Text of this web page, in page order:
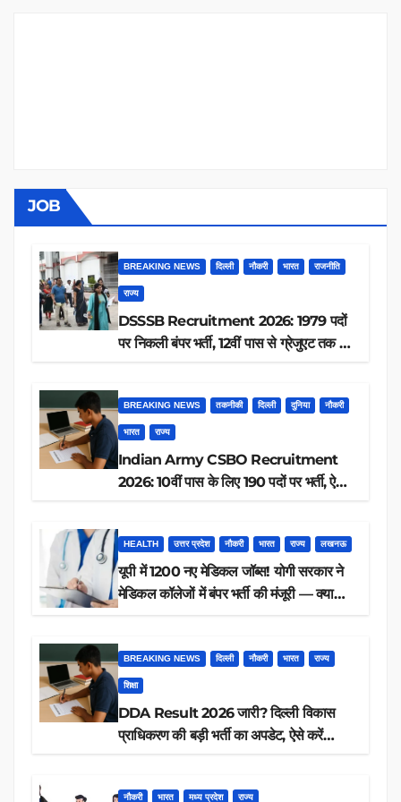
JOB
BREAKING NEWS दिल्ली नौकरी भारत राजनीति
राज्य
DSSSB Recruitment 2026: 1979 पदों
पर निकली बंपर भर्ती, 12वीं पास से ग्रेजुएट तक करें
BREAKING NEWS तकनीकी दिल्ली दुनिया नौकरी
भारत राज्य
Indian Army CSBO Recruitment
2026: 10वीं पास के लिए 190 पदों पर भर्ती, ऐसे
HEALTH उत्तर प्रदेश नौकरी भारत राज्य लखनऊ
यूपी में 1200 नए मेडिकल जॉब्स! योगी सरकार ने
मेडिकल कॉलेजों में बंपर भर्ती की मंजूरी — क्या
BREAKING NEWS दिल्ली नौकरी भारत राज्य
शिक्षा
DDA Result 2026 जारी? दिल्ली विकास
प्राधिकरण की बड़ी भर्ती का अपडेट, ऐसे करें
नौकरी भारत मध्य प्रदेश राज्य